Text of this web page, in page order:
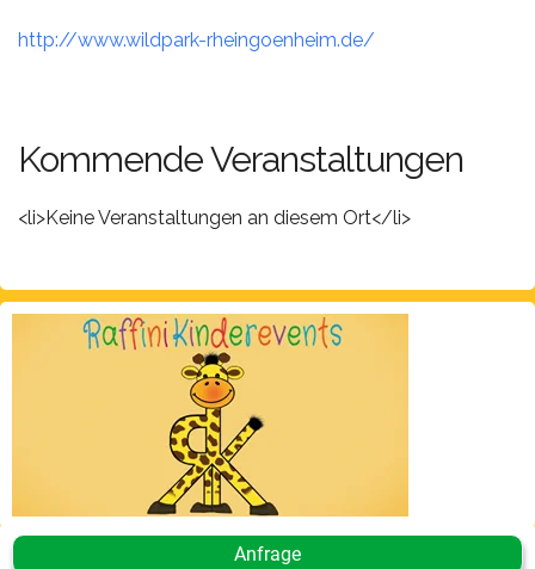
http://www.wildpark-rheingoenheim.de/
Kommende Veranstaltungen
<li>Keine Veranstaltungen an diesem Ort</li>
Anfrage